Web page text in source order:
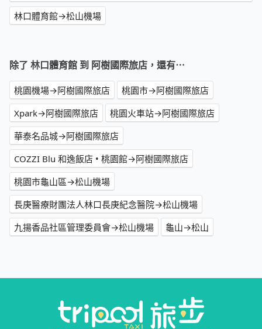
林口體育館→松山機場
除了 林口體育館 到 阿樹國際旅店，還有⋯
桃園機場→阿樹國際旅店
桃園市→阿樹國際旅店
Xpark→阿樹國際旅店
桃園火車站→阿樹國際旅店
華泰名品城→阿樹國際旅店
COZZI Blu 和逸飯店 • 桃園館→阿樹國際旅店
桃園市龜山區→松山機場
長庚醫療財團法人林口長庚紀念醫院→松山機場
九揚香品社區管理委員會→松山機場
龜山→松山